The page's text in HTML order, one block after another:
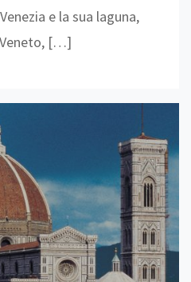
e la sua laguna,
[…]